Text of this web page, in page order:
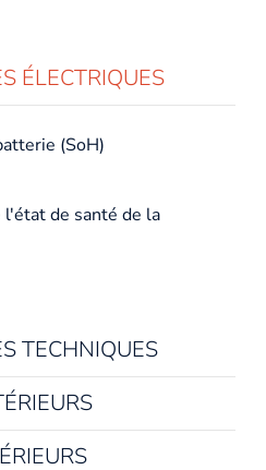
ÉLECTRIQUES
(SoH)
de santé de la
TECHNIQUES